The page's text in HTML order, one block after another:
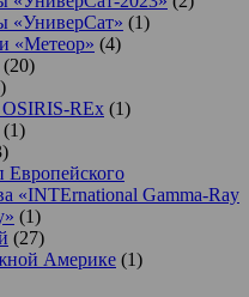
«УниверСат» (1)
«Метеор» (4)
(20)
REx (1)
(1)
Европейского
«INTErnational Gamma-Ray
(1)
(27)
Америке (1)